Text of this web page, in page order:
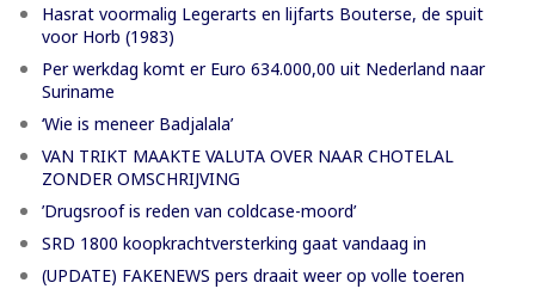
Hasrat voormalig Legerarts en lijfarts Bouterse, de spuit
voor Horb (1983)
Per werkdag komt er Euro 634.000,00 uit Nederland naar
Suriname
‘Wie is meneer Badjalala’
VAN TRIKT MAAKTE VALUTA OVER NAAR CHOTELAL
ZONDER OMSCHRIJVING
’Drugsroof is reden van coldcase-moord’
SRD 1800 koopkrachtversterking gaat vandaag in
(UPDATE) FAKENEWS pers draait weer op volle toeren